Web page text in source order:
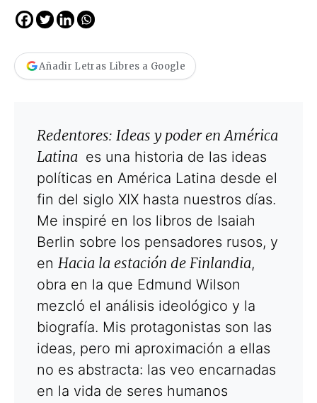
Añadir Letras Libres a Google
Redentores: Ideas y poder en América
Latina es una historia de las ideas
políticas en América Latina desde el
fin del siglo XIX hasta nuestros días.
Me inspiré en los libros de Isaiah
Berlin sobre los pensadores rusos, y
en Hacia la estación de Finlandia,
obra en la que Edmund Wilson
mezcló el análisis ideológico y la
biografía. Mis protagonistas son las
ideas, pero mi aproximación a ellas
no es abstracta: las veo encarnadas
en la vida de seres humanos